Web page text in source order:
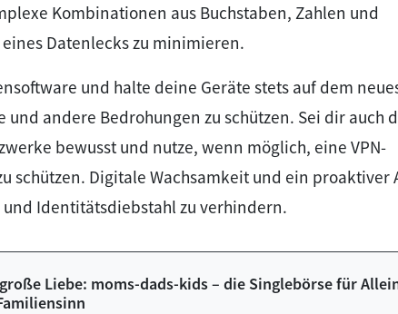
Kombinationen aus Buchstaben, Zahlen und
Datenlecks zu minimieren.
und halte deine Geräte stets auf dem
und andere Bedrohungen zu schützen. Sei dir auch
bewusst und nutze, wenn möglich, eine VPN-
schützen. Digitale Wachsamkeit und ein proaktiver
Identitätsdiebstahl zu verhindern.
Liebe: moms-dads-kids – die Singlebörse für